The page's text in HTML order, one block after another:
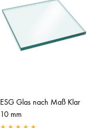
ESG Glas nach Maß Klar
10 mm